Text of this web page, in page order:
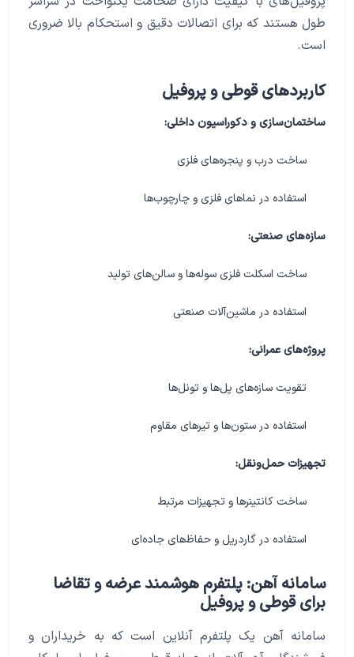
طول هستند که برای اتصالات دقیق و استحکام بالا ضروری
است.
کاربردهای قوطی و پروفیل
ساختمان‌سازی و دکوراسیون داخلی:
ساخت درب و پنجره‌های فلزی
استفاده در نماهای فلزی و چارچوب‌ها
سازه‌های صنعتی:
ساخت اسکلت فلزی سوله‌ها و سالن‌های تولید
استفاده در ماشین‌آلات صنعتی
پروژه‌های عمرانی:
تقویت سازه‌های پل‌ها و تونل‌ها
استفاده در ستون‌ها و تیرهای مقاوم
تجهیزات حمل‌ونقل:
ساخت کانتینرها و تجهیزات مرتبط
استفاده در گاردریل و حفاظ‌های جاده‌ای
سامانه آهن: پلتفرم هوشمند عرضه و تقاضا
برای قوطی و پروفیل
سامانه آهن یک پلتفرم آنلاین است که به خریداران و